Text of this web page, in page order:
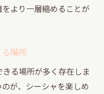
より一層縮めることが
場所
る場所が多く存在しま
が、シーシャを楽しめ